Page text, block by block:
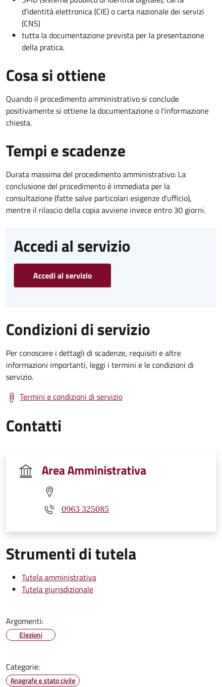
d’identità elettronica (CIE) o carta nazionale dei servizi
(CNS)
tutta la documentazione prevista per la presentazione
della pratica.
Cosa si ottiene
Quando il procedimento amministrativo si conclude
positivamente si ottiene la documentazione o l'informazione
chiesta.
Tempi e scadenze
Durata massima del procedimento amministrativo: La
conclusione del procedimento è immediata per la
consultazione (fatte salve particolari esigenze d’ufficio),
mentre il rilascio della copia avviene invece entro 30 giorni.
Accedi al servizio
Accedi al servizio
Condizioni di servizio
Per conoscere i dettagli di scadenze, requisiti e altre
informazioni importanti, leggi i termini e le condizioni di
servizio.
Termini e condizioni di servizio
Contatti
Area Amministrativa
0963 325085
Strumenti di tutela
Tutela amministrativa
Tutela giurisdizionale
Argomenti:
Elezioni
Categorie:
Anagrafe e stato civile